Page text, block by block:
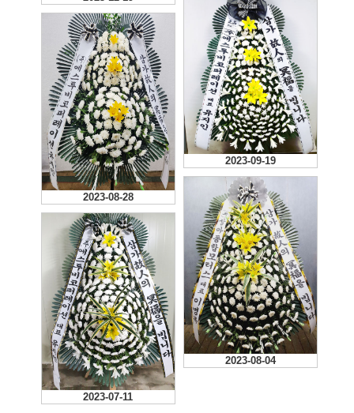
2023-09-19
2023-08-28
2023-08-04
2023-07-11